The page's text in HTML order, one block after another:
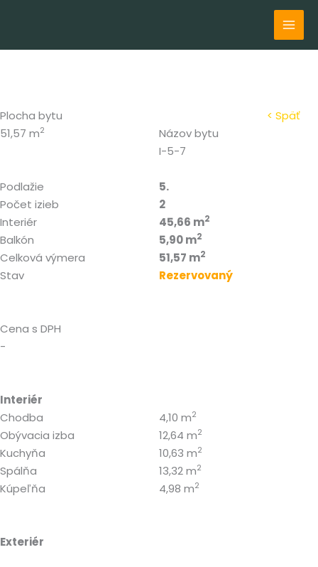
< Späť
Plocha bytu
51,57 m2
Názov bytu
I-5-7
Podlažie
5.
Počet izieb
2
Interiér
45,66 m2
Balkón 5,90 m2
Celková výmera 51,57 m2
Stav Rezervovaný
Cena s DPH
-
Interiér
Chodba
4,10 m2
Obývacia izba 12,64 m2
Kuchyňa 10,63 m2
Spálňa 13,32 m2
Kúpeľňa 4,98 m2
Exteriér